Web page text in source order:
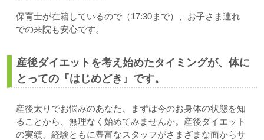
保育士が在籍しているので（17:30まで）、お子さま連れ
での来院も安心です。
産後ダイエットを考え始めたタイミングが、体に
とっての『はじめどき』です。
産後太りでお悩みのあなた、まずは今のお身体の状態を知
ることから、無理なく始めてみませんか。産後ダイエット
の実績、経験ともに豊富なスタッフがさまざまな面からサ